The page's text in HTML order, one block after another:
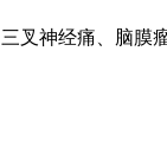
叉神经痛、脑膜